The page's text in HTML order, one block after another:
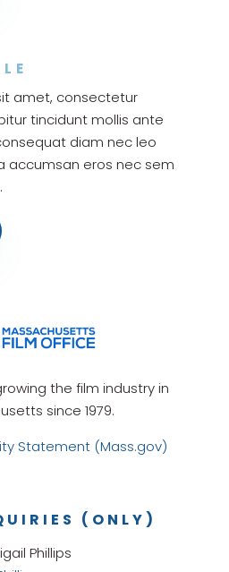
amet, consectetur
tincidunt mollis ante
diam nec leo
accumsan eros nec sem
the film industry in
since 1979.
Statement (Mass.gov)
(ONLY)
Phillips